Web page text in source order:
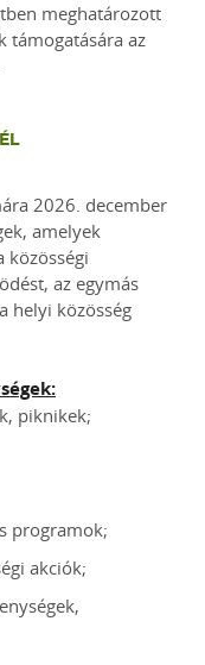
meghatározott
támogatására az
2026. december
amelyek
közösségi
az egymás
helyi közösség
piknikek;
programok;
akciók;